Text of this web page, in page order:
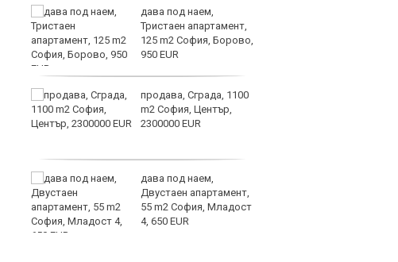
дава под наем,
Тристаен апартамент,
125 m2 София, Борово,
950 EUR
продава, Сграда, 1100
m2 София, Център,
2300000 EUR
дава под наем,
Двустаен апартамент,
55 m2 София, Младост
4, 650 EUR